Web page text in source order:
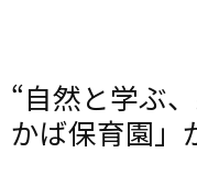
“自然と学ぶ
かば保育園」